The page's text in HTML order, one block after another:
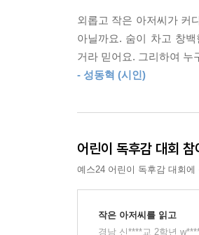
이 책은 동화지만 현실
함께, 소외된 존재끼리
당하지만은 않지요. 작
작가의 말
30여년 전 저는 『작은
오랫동안 구할 수 없었
외롭고 작은 아저씨가 커
아닐까요. 숨이 차고 창
거라 믿어요. 그리하여 누
- 성동혁 (시인)
어린이 독후감 대회 참
예스24 어린이 독후감 대회
작은 아저씨를 읽고
경남 신****교 2학년